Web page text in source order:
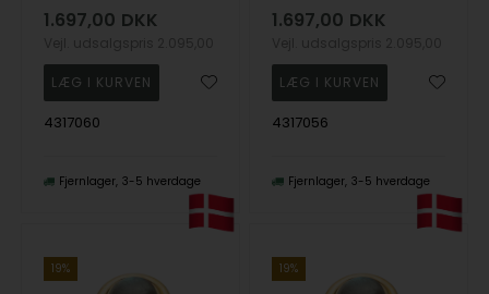
1.697,00 DKK
4317060
Fjernlager 3-5 hverdage
1.697,00 DKK
4317056
Fjernlager 3-5 hverdage
19% 19%